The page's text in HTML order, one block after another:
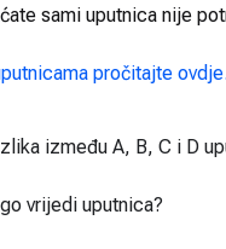
sami uputnica nije
pročitajte ovdje.
između A, B, C i D
vrijedi uputnica?